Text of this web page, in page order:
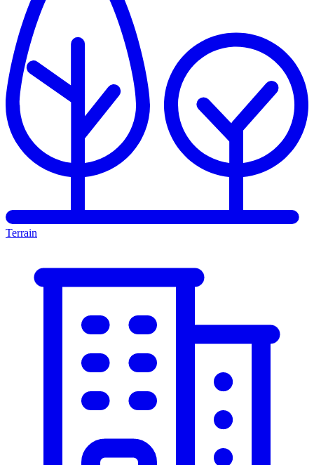
Terrain